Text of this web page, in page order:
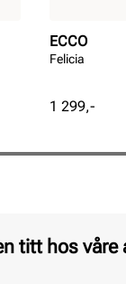
ECCO
Felicia
Pris
1 299,-
titt hos